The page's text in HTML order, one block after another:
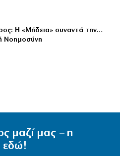
Η «Μήδεια» συναντά την…
Νοημοσύνη
μαζί μας – η
εδώ!